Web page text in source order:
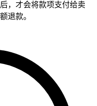
，才会将款项支付给卖
退款。